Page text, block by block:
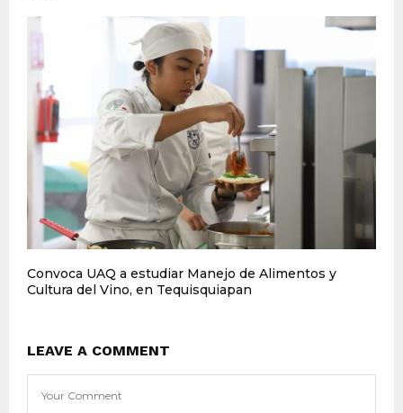
Convoca UAQ a estudiar Manejo de Alimentos y
Cultura del Vino, en Tequisquiapan
LEAVE A COMMENT